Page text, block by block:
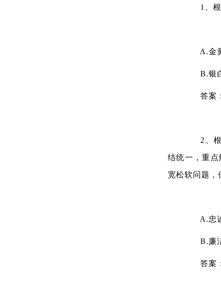
1、根
A.金
B.银
答案
2、根据
结统一，重
宽松软问题
A.忠诚
B.廉
答案